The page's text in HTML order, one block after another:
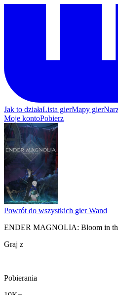
Jak to działaLista gierMapy gier
Moje kontoPobierz
Powrót do wszystkich gier Wand
ENDER MAGNOLIA: Bloom in
Graj z
Pobierania